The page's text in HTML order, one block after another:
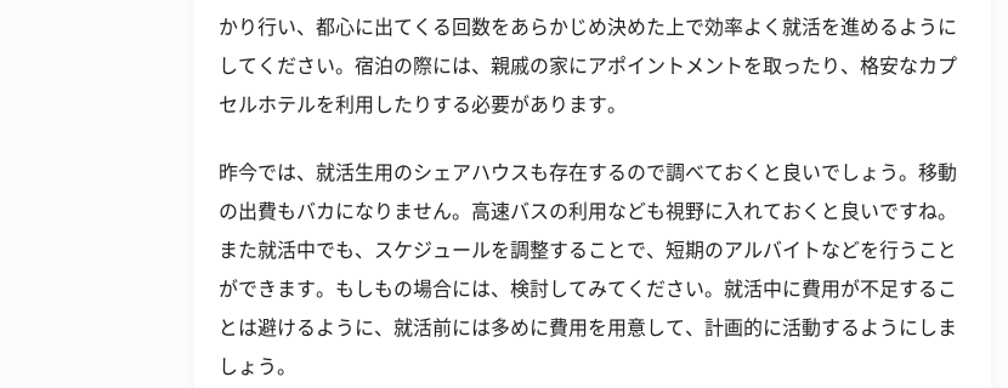
かり行い、都心に出てくる回数をあらかじめ決めた上で効率よく就活を進めるように
してください。宿泊の際には、親戚の家にアポイントメントを取ったり、格安なカプ
セルホテルを利用したりする必要があります。
昨今では、就活生用のシェアハウスも存在するので調べておくと良いでしょう。移動
の出費もバカになりません。高速バスの利用なども視野に入れておくと良いですね。
また就活中でも、スケジュールを調整することで、短期のアルバイトなどを行うこと
ができます。もしもの場合には、検討してみてください。就活中に費用が不足するこ
とは避けるように、就活前には多めに費用を用意して、計画的に活動するようにしま
しょう。